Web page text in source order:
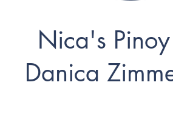
Nica's
Danica